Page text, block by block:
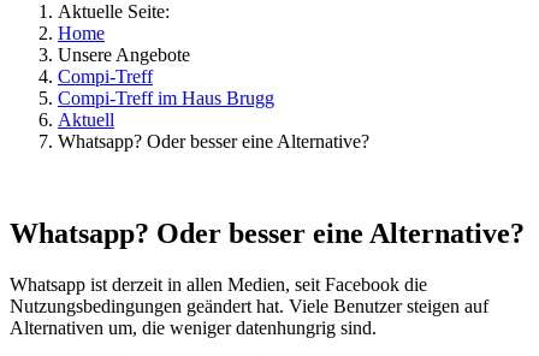
Aktuelle Seite:
Home
Unsere Angebote
Compi-Treff
Compi-Treff im Haus Brugg
Aktuell
Whatsapp? Oder besser eine Alternative?
Whatsapp? Oder besser eine Alternative?
Whatsapp ist derzeit in allen Medien, seit Facebook die
Nutzungsbedingungen geändert hat. Viele Benutzer steigen auf
Alternativen um, die weniger datenhungrig sind.